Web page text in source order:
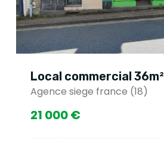
Local commercial 36m²
Agence siege france (18)
21 000 €